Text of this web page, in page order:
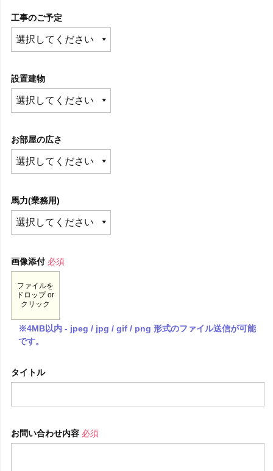
工事のご予定
設置建物
お部屋の広さ
馬力(業務用)
画像添付 必須
ファイルを
ドロップ or
クリック
※4MB以内 - jpeg / jpg / gif / png 形式のファイル送信が可能
です。
タイトル
お問い合わせ内容 必須